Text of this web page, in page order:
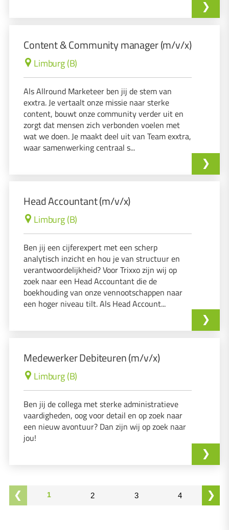
Content & Community manager (m/v/x)
Limburg (B)
Als Allround Marketeer ben jij de stem van
exxtra. Je vertaalt onze missie naar sterke
content, bouwt onze community verder uit en
zorgt dat mensen zich verbonden voelen met
wat we doen. Je maakt deel uit van Team exxtra,
waar samenwerking centraal s...
Head Accountant (m/v/x)
Limburg (B)
Ben jij een cijferexpert met een scherp
analytisch inzicht en hou je van structuur en
verantwoordelijkheid? Voor Trixxo zijn wij op
zoek naar een Head Accountant die de
boekhouding van onze vennootschappen naar
een hoger niveau tilt. Als Head Account...
Medewerker Debiteuren (m/v/x)
Limburg (B)
Ben jij de collega met sterke administratieve
vaardigheden, oog voor detail en op zoek naar
een nieuw avontuur? Dan zijn wij op zoek naar
jou!
1 2 3 4